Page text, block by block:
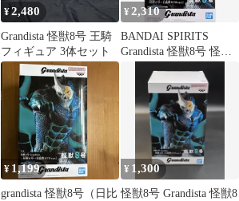
¥2,480
Grandista 怪獣8号 王騎
フィギュア 3体セット
¥ 2,310
BANDAI SPIRITS
Grandista 怪獣8号 怪獣8
¥ 1,199
grandista 怪獣8号（日比
¥ 1,300
怪獣8号 Grandista 怪獣8